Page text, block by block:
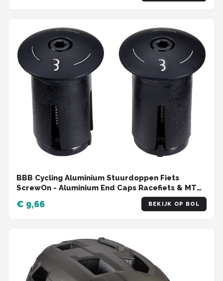
BBB Cycling Aluminium Stuurdoppen Fiets
ScrewOn - Aluminium End Caps Racefiets & MTB
- Voor ⌀ 18 - 22mm Sturen - 2 stuks - Zwart -
BHT-97
€ 9,66 BEKIJK OP BOL